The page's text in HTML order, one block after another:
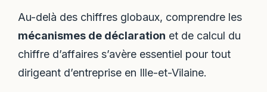
Au-delà des chiffres globaux, comprendre les
mécanismes de déclaration et de calcul du
chiffre d’affaires s’avère essentiel pour tout
dirigeant d’entreprise en Ille-et-Vilaine.